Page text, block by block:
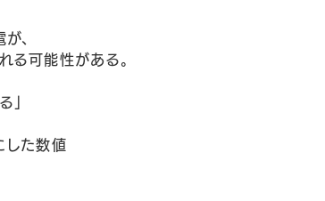
、
る可能性がある。
」
した数値